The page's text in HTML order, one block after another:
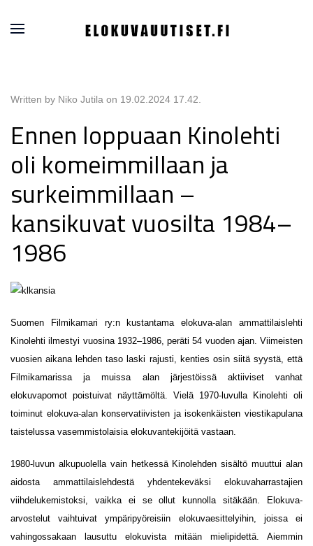
Written by Niko Jutila on 19.02.2024 17.42
Ennen loppuaan Kinolehti
oli komeimmillaan ja
surkeimmillaan –
kansikuvat vuosilta 1984–
1986
Suomen Filmikamari ry:n kustantama elokuva-alan ammattilaislehti
Kinolehti ilmestyi vuosina 1932–1986, peräti 54 vuoden ajan. Viimeisten
vuosien aikana lehden taso laski rajusti, kenties osin siitä syystä, että
Filmikamarissa ja muissa alan järjestöissä aktiiviset vanhat
elokuvapomot poistuivat näyttämöltä. Vielä 1970-luvulla Kinolehti oli
toiminut elokuva-alan konservatiivisten ja isokenkäisten viestikapulana
taistelussa vasemmistolaisia elokuvantekijöitä vastaan.
1980-luvun alkupuolella vain hetkessä Kinolehden sisältö muuttui alan
aidosta ammattilaislehdestä yhdentekeväksi elokuvaharrastajien
viihdelukemistoksi, vaikka ei se ollut kunnolla sitäkään. Elokuva-
arvostelut vaihtuivat ympäripyöreisiin elokuvaesittelyihin, joissa ei
vahingossakaan lausuttu elokuvista mitään mielipidettä. Aiemmin